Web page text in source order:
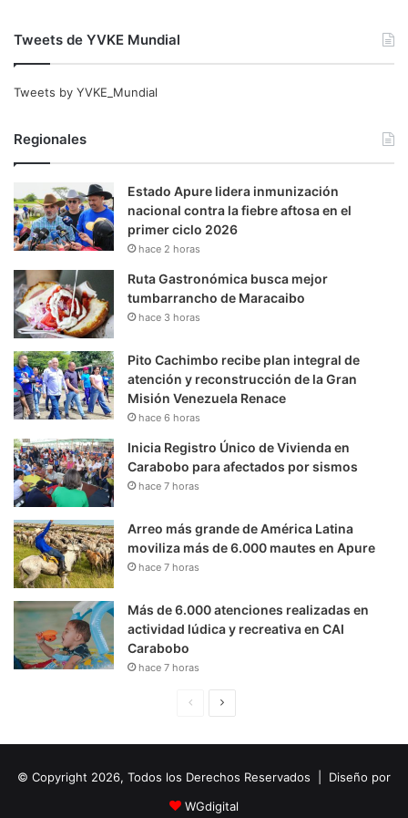
Tweets de YVKE Mundial
Tweets by YVKE_Mundial
Regionales
Estado Apure lidera inmunización
nacional contra la fiebre aftosa en el
primer ciclo 2026
hace 2 horas
Ruta Gastronómica busca mejor
tumbarrancho de Maracaibo
hace 3 horas
Pito Cachimbo recibe plan integral de
atención y reconstrucción de la Gran
Misión Venezuela Renace
hace 6 horas
Inicia Registro Único de Vivienda en
Carabobo para afectados por sismos
hace 7 horas
Arreo más grande de América Latina
moviliza más de 6.000 mautes en Apure
hace 7 horas
Más de 6.000 atenciones realizadas en
actividad lúdica y recreativa en CAI
Carabobo
hace 7 horas
i
n
u
i
© Copyright 2026, Todos los Derechos Reservados | Diseño por
WGdigital